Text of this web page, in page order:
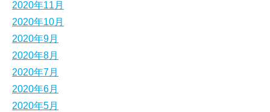
2020年11月
2020年10月
2020年9月
2020年8月
2020年7月
2020年6月
2020年5月